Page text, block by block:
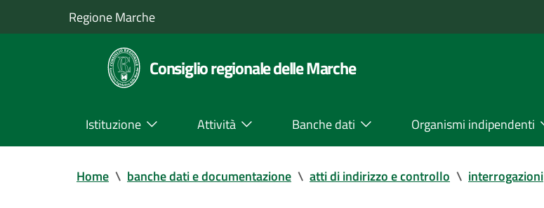
Regione Marche
Consiglio regionale delle Marche
Istituzione Attività Banche dati Organismi indipendenti
Home \ banche dati e documentazione \ atti di indirizzo e controllo \ interrogazioni